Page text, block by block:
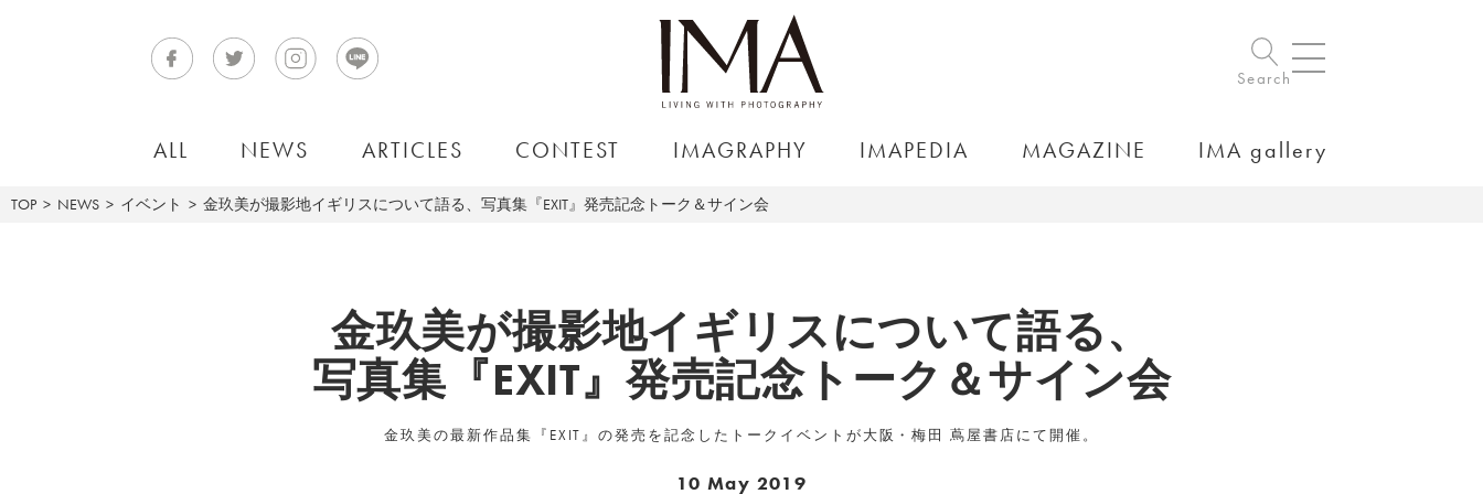
Search
ALL NEWS ARTICLES CONTEST IMAGRAPHY IMAPEDIA MAGAZINE IMA gallery
TOP NEWS イベント 金玖美が撮影地イギリスについて語る、写真集『EXIT』発売記念トーク＆サイン会
金玖美が撮影地イギリスについて語る、
写真集『EXIT』発売記念トーク＆サイン会
金玖美の最新作品集『EXIT』の発売を記念したトークイベントが大阪・梅田 蔦屋書店にて開催。
10 May 2019